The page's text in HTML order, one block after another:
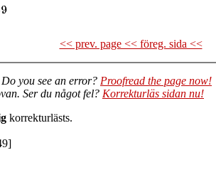
<< prev. page << föreg. sida <<
you see an error? Proofread the page now!
Ser du något fel? Korrekturläs sidan nu!
korrekturlästs.